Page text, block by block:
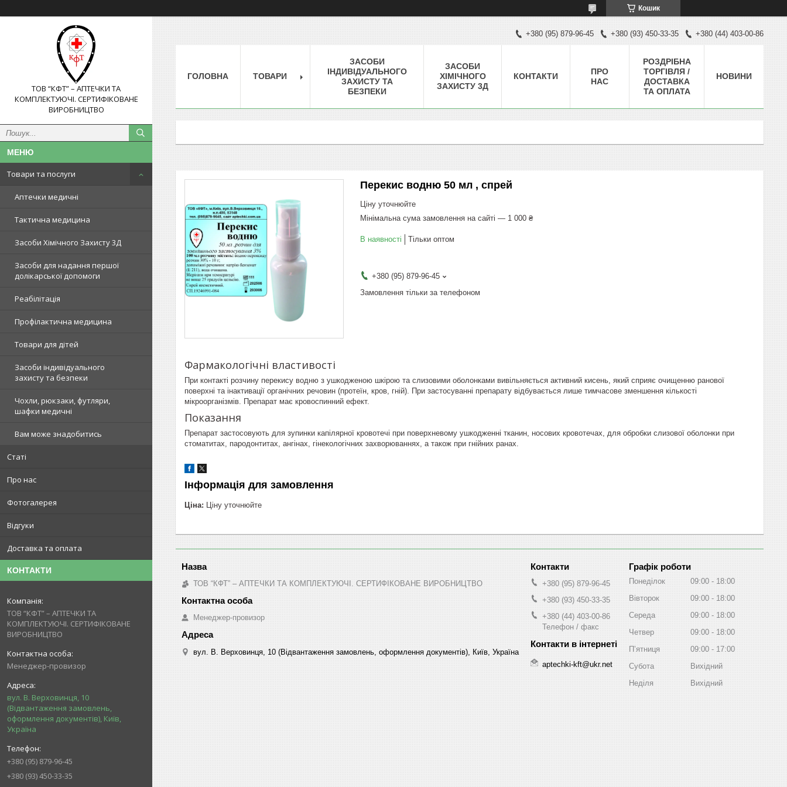
Кошик
ТОВ “КФТ” – АПТЕЧКИ ТА
КОМПЛЕКТУЮЧІ. СЕРТИФІКОВАНЕ
ВИРОБНИЦТВО
Товари та послуги
Аптечки медичні
Тактична медицина
Засоби Хімічного Захисту 3Д
Засоби для надання першої
долікарської допомоги
Реабілітація
Профілактична медицина
Товари для дітей
Засоби індивідуального
захисту та безпеки
Чохли, рюкзаки, футляри,
шафки медичні
Вам може знадобитись
Статі
Про нас
Фотогалерея
Відгуки
Доставка та оплата
КОНТАКТИ
ТОВ “КФТ” – АПТЕЧКИ ТА
КОМПЛЕКТУЮЧІ. СЕРТИФІКОВАНЕ
ВИРОБНИЦТВО
Менеджер-провизор
вул. В. Верховинця, 10
(Відвантаження замовлень,
оформлення документів), Київ,
Україна
+380 (95) 879-96-45
+380 (93) 450-33-35
+380 (95) 879-96-45 +380 (93) 450-33-35 +380 (44) 403-00-86
ГОЛОВНА ТОВАРИ
ЗАСОБИ
ІНДИВІДУАЛЬНОГО
ЗАХИСТУ ТА
БЕЗПЕКИ
ЗАСОБИ
ХІМІЧНОГО
ЗАХИСТУ 3Д
КОНТАКТИ
ПРО
НАС
РОЗДРІБНА
ТОРГІВЛЯ /
ДОСТАВКА
ТА ОПЛАТА
НОВИНИ
Перекис водню 50 мл , спрей
Ціну уточнюйте
Мінімальна сума замовлення на сайті — 1 000 ₴
В наявності Тільки оптом
+380 (95) 879-96-45
Замовлення тільки за телефоном
Фармакологічні властивості
При контакті розчину перекису водню з ушкодженою шкірою та слизовими оболонками вивільняється активний кисень, який сприяє очищенню ранової
поверхні та інактивації органічних речовин (протеїн, кров, гній). При застосуванні препарату відбувається лише тимчасове зменшення кількості
мікроорганізмів. Препарат має кровоспинний ефект.
Показання
Препарат застосовують для зупинки капілярної кровотечі при поверхневому ушкодженні тканин, носових кровотечах, для обробки слизової оболонки при
стоматитах, пародонтитах, ангінах, гінекологічних захворюваннях, а також при гнійних ранах.
Інформація для замовлення
Ціна: Ціну уточнюйте
ТОВ “КФТ” – АПТЕЧКИ ТА КОМПЛЕКТУЮЧІ. СЕРТИФІКОВАНЕ ВИРОБНИЦТВО
Менеджер-провизор
вул. В. Верховинця, 10 (Відвантаження замовлень, оформлення документів), Київ, Україна
+380 (95) 879-96-45
+380 (93) 450-33-35
+380 (44) 403-00-86
Телефон / факс
aptechki-kft@ukr.net
Графік роботи
Понеділок 09:00
18:00
Вівторок
09:00
18:00
Середа
09:00
18:00
Четвер
09:00
18:00
Пʼятниця
09:00
17:00
Субота
Вихідний
Неділя
Вихідний